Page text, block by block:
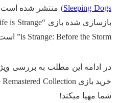
Sleeping Dogs) منتشر شده
is Strange: Before the Storm” است.
در ادامه این مطلب به بررسی
شما مهیا میکند!